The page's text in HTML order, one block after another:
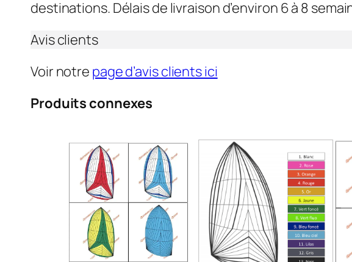
destinations. Délais de livraison d’environ 6 à 8
Avis clients
Voir notre page d’avis clients ici
Produits connexes